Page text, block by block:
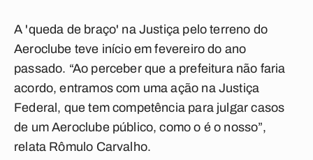
A 'queda de braço' na Justiça pelo terreno do
Aeroclube teve início em fevereiro do ano
passado. “Ao perceber que a prefeitura não faria
acordo, entramos com uma ação na Justiça
Federal, que tem competência para julgar casos
de um Aeroclube público, como o é o nosso”,
relata Rômulo Carvalho.